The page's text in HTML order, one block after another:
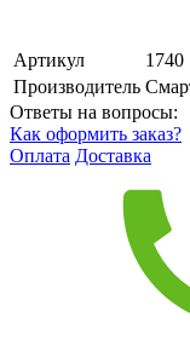
Артикул
1740
Производитель
Ответы на вопросы:
Как оформить заказ?
Оплата Доставка